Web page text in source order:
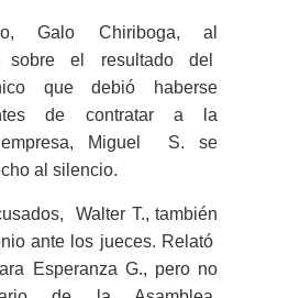
Galo Chiriboga, al
sobre el resultado del
que debió haberse
de contratar a la
empresa, Miguel S. se
al silencio.
Walter T., también
ante los jueces. Relató
Esperanza G., pero no